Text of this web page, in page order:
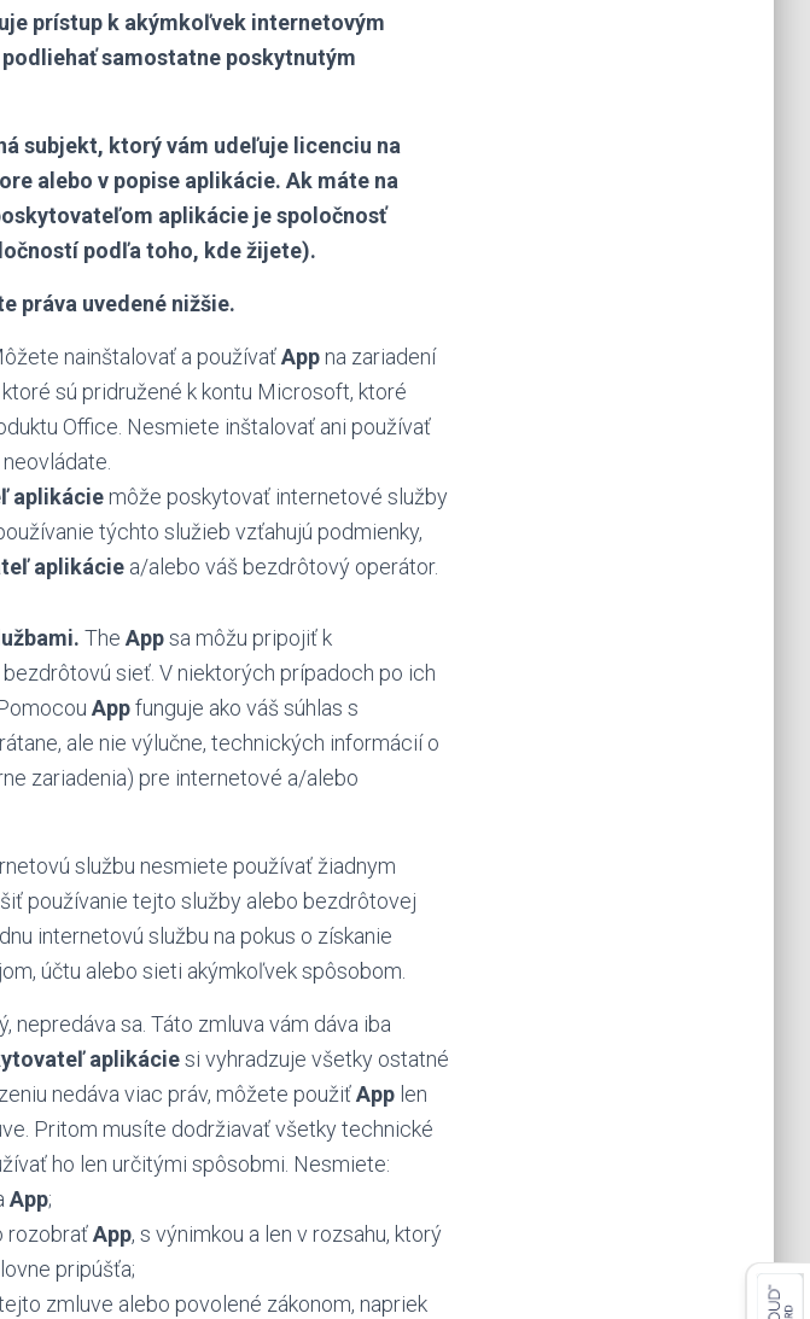
prístup k akýmkoľvek internetovým
samostatne poskytnutým
subjekt, ktorý vám udeľuje licenciu na
alebo v popise aplikácie. Ak máte na
aplikácie je spoločnosť
podľa toho, kde žijete).
práva uvedené nižšie.
nainštalovať a používaťApp na zariadení
sú pridružené k kontu Microsoft, ktoré
Office. Nesmiete inštalovať ani používať
aplikácie môže poskytovať internetové služby
týchto služieb vzťahujú podmienky,
aplikácie a/alebo váš bezdrôtový operátor.
The Appsa môžu pripojiť k
sieť. V niektorých prípadoch po ich
Appfunguje ako váš súhlas s
ale nie výlučne, technických informácií o
zariadenia) pre internetové a/alebo
službu nesmiete používať žiadnym
používanie tejto služby alebo bezdrôtovej
internetovú službu na pokus o získanie
účtu alebo sieti akýmkoľvek spôsobom.
nepredáva sa. Táto zmluva vám dáva iba
aplikáciesi vyhradzuje všetky ostatné
nedáva viac práv, môžete použiťApp len
Pritom musíte dodržiavať všetky technické
ho len určitými spôsobmi. Nesmiete:
App;
rozobraťApp, s výnimkou a len v rozsahu, ktorý
pripúšťa;
zmluve alebo povolené zákonom, napriek